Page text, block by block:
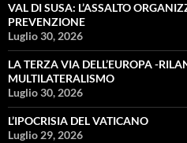
VAL DI SUSA: L’ASSALTO
PREVENZIONE
Luglio 30, 2026
LA TERZA VIA DELL’EUROPA -
MULTILATERALISMO
Luglio 30, 2026
L’IPOCRISIA DEL VATICANO
Luglio 29, 2026